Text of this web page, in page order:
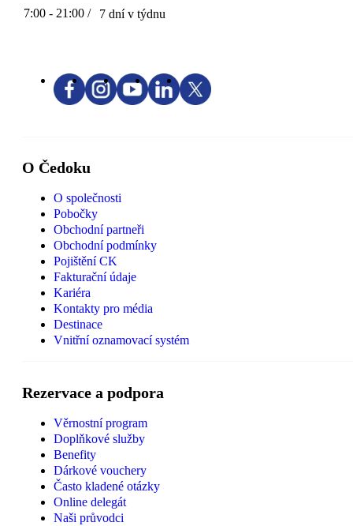
7:00 - 21:00 / 7 dní v týdnu
O Čedoku
O společnosti
Pobočky
Obchodní partneři
Obchodní podmínky
Pojištění CK
Fakturační údaje
Kariéra
Kontakty pro média
Destinace
Vnitřní oznamovací systém
Rezervace a podpora
Věrnostní program
Doplňkové služby
Benefity
Dárkové vouchery
Často kladené otázky
Online delegát
Naši průvodci